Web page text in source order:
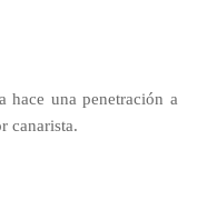
hace una penetración a
canarista.